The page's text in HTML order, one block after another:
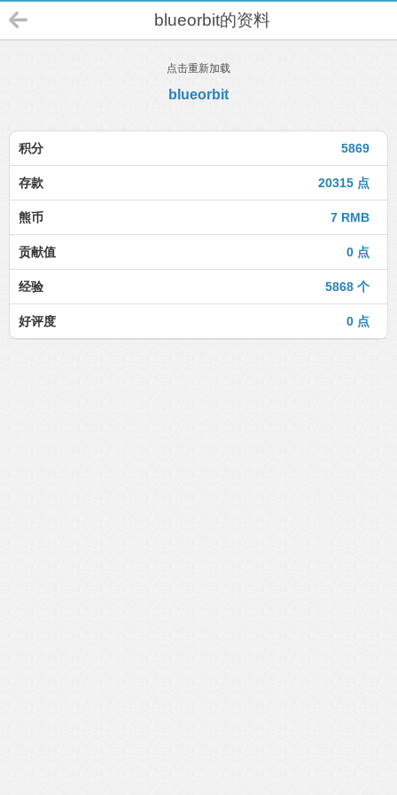
blueorbit的资料
点击重新加载
blueorbit
5869
积分
20315 点
存款
7 RMB
熊币
0 点
贡献值
5868 个
经验
0 点
好评度